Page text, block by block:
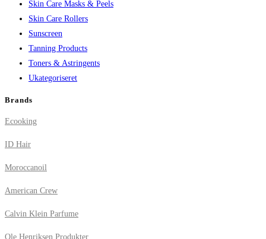
Skin Care Masks & Peels
Skin Care Rollers
Sunscreen
Tanning Products
Toners & Astringents
Ukategoriseret
Brands
Ecooking
ID Hair
Moroccanoil
American Crew
Calvin Klein Parfume
Ole Henriksen Produkter